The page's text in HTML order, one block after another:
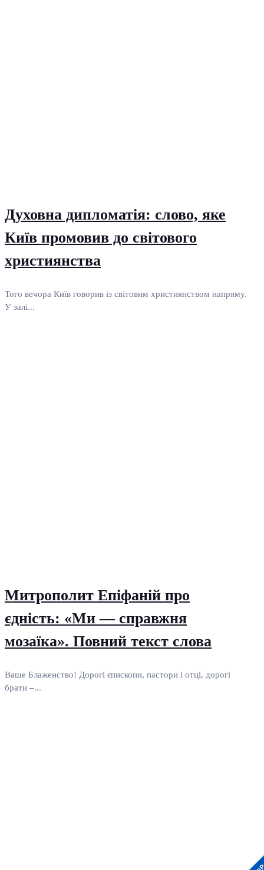
Духовна дипломатія: слово, яке
Київ промовив до світового
християнства
Того вечора Київ говорив із світовим християнством напряму.
У залі...
Митрополит Епіфаній про
єдність: «Ми — справжня
мозаїка». Повний текст слова
Ваше Блаженство! Дорогі єпископи, пастори і отці, дорогі
брати –...